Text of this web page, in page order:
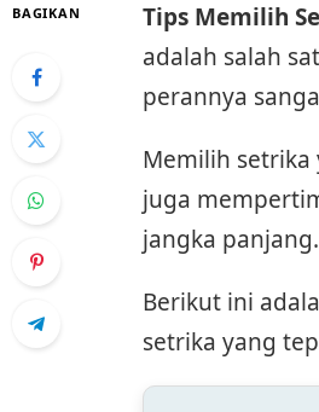
BAGIKAN Tips Memilih
adalah salah
perannya
Memilih setrika
juga
jangka panjang.
Berikut ini
setrika yang